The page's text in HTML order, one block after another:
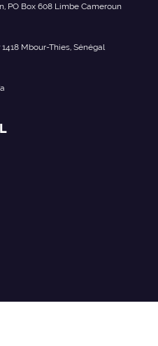
PO Box 608 Limbe Cameroun
Mbour-Thies, Sénégal